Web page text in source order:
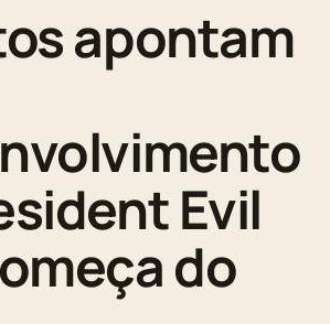
apontam
Evil
do